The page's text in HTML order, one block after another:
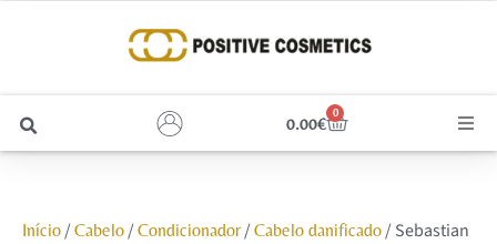
0.00€
0
Unhas
Início/ Cabelo/ Condicionador/ Cabelo danificado/ Sebastian